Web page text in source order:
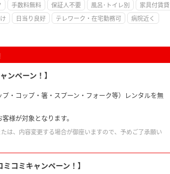
手数料無料 保証人不要 風呂･トイレ別
家具付賃貸
日当り良好 テレワーク・在宅勤務可
病院近く
ンペーン！】
・コップ・箸・スプーン・フォーク等）レンタルを無
様が対象となります。
は、内容変更する場合が御座いますので、予めご了承願い
コミキャンペーン！】